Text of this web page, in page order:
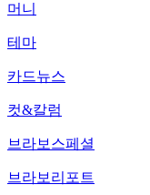
머니
테마
카드뉴스
컷&칼럼
브라보스페셜
브라보리포트